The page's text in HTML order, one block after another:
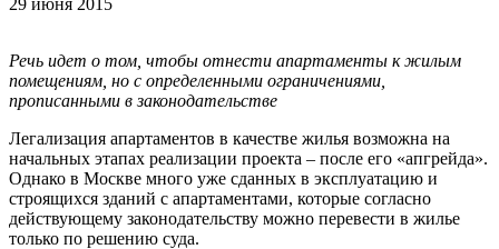
Речь идет о том, чтобы отнести апартаменты к жилым
помещениям, но с определенными ограничениями,
прописанными в законодательстве
Легализация апартаментов в качестве жилья возможна на
начальных этапах реализации проекта – после его «апгрейда».
Однако в Москве много уже сданных в эксплуатацию и
строящихся зданий с апартаментами, которые согласно
действующему законодательству можно перевести в жилье
только по решению суда.